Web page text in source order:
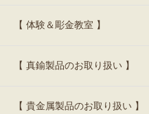
【 体験＆彫金教室 】
【 真鍮製品のお取り扱い 】
【 貴金属製品のお取り扱い 】